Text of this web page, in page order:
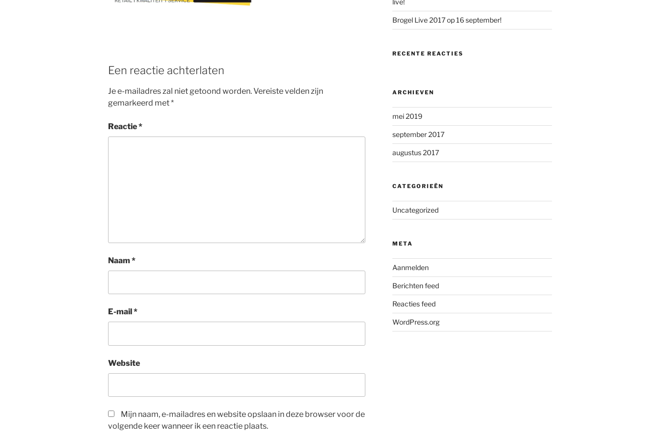
b
st
Een reactie achterlaten
Je e-mailadres zal niet getoond worden.Vereiste velden zijn
gemarkeerd met*
Reactie*
Naam *
E-mail *
Website
Mijn naam, e-mailadres en website opslaan in deze browser voor de
volgende keer wanneer ik een reactie plaats.
live!
Brogel Live 2017 op 16 september!
RECENTE REACTIES
ARCHIEVEN
mei 2019
september 2017
augustus 2017
CATEGORIEËN
Uncategorized
META
Aanmelden
Berichten feed
Reacties feed
WordPress.org